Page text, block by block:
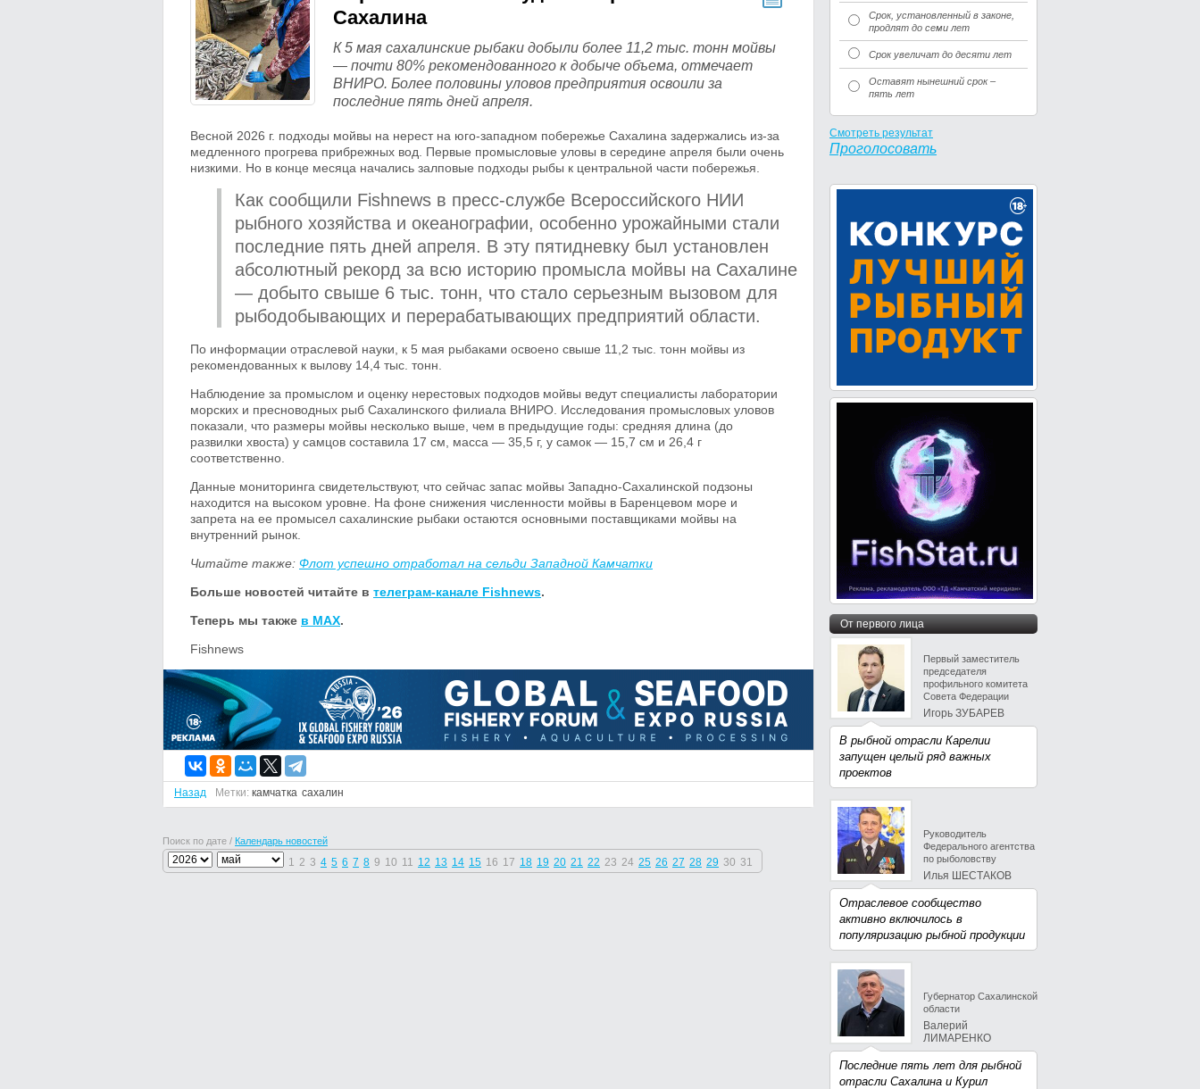
Сахалина
К 5 мая сахалинские рыбаки добыли более 11,2 тыс. тонн мойвы
— почти 80% рекомендованного к добыче объема, отмечает
ВНИРО. Более половины уловов предприятия освоили за
последние пять дней апреля.
Весной 2026 г. подходы мойвы на нерест на юго-западном побережье Сахалина задержались из-за
медленного прогрева прибрежных вод. Первые промысловые уловы в середине апреля были очень
низкими. Но в конце месяца начались залповые подходы рыбы к центральной части побережья.
Как сообщили Fishnews в пресс-службе Всероссийского НИИ
рыбного хозяйства и океанографии, особенно урожайными стали
последние пять дней апреля. В эту пятидневку был установлен
абсолютный рекорд за всю историю промысла мойвы на Сахалине
— добыто свыше 6 тыс. тонн, что стало серьезным вызовом для
рыбодобывающих и перерабатывающих предприятий области.
По информации отраслевой науки, к 5 мая рыбаками освоено свыше 11,2 тыс. тонн мойвы из
рекомендованных к вылову 14,4 тыс. тонн.
Наблюдение за промыслом и оценку нерестовых подходов мойвы ведут специалисты лаборатории
морских и пресноводных рыб Сахалинского филиала ВНИРО. Исследования промысловых уловов
показали, что размеры мойвы несколько выше, чем в предыдущие годы: средняя длина (до
развилки хвоста) у самцов составила 17 см , масса — 35,5 г, у самок — 15,7 см и 26,4 г
соответственно.
Данные мониторинга свидетельствуют, что сейчас запас мойвы Западно-Сахалинской подзоны
находится на высоком уровне. На фоне снижения численности мойвы в Баренцевом море и
запрета на ее промысел сахалинские рыбаки остаются основными поставщиками мойвы на
внутренний рынок.
Читайте также: Флот успешно отработал на сельди Западной Камчатки
Больше новостей читайте в телеграм-канале Fishnews.
Теперь мы также в MAX.
Fishnews
Назад Метки: камчатка сахалин
Поиск по дате / Календарь новостей
1 2 3 4 5 6 7 8 9 10 11 12 13 14 15 16 17 18 19 20 21 22 23 24 25 26 27 28 29 30 31
Срок, установленный в законе,
продлят до семи лет
Срок увеличат до десяти лет
Оставят нынешний срок –
пять лет
Смотреть результат
Проголосовать
От первого лица
Первый заместитель
председателя
профильного комитета
Совета Федерации
Игорь ЗУБАРЕВ
В рыбной отрасли Карелии
запущен целый ряд важных
проектов
Руководитель
Федерального агентства
по рыболовству
Илья ШЕСТАКОВ
Отраслевое сообщество
активно включилось в
популяризацию рыбной продукции
Губернатор Сахалинской
области
Валерий
ЛИМАРЕНКО
Последние пять лет для рыбной
отрасли Сахалина и Курил